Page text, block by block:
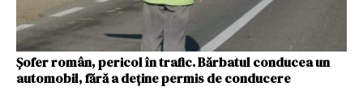
Șofer român, pericol în trafic. Bărbatul conducea un
automobil, fără a deține permis de conducere